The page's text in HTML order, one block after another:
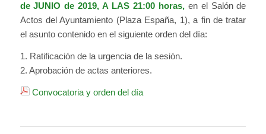
de JUNIO de 2019, A LAS 21:00 horas,en el Salón de
Actos del Ayuntamiento (Plaza España, 1), a fin de tratar
el asunto contenido en el siguiente orden del día:
1. Ratificación de la urgencia de la sesión.
2. Aprobación de actas anteriores.
Convocatoria y orden del día